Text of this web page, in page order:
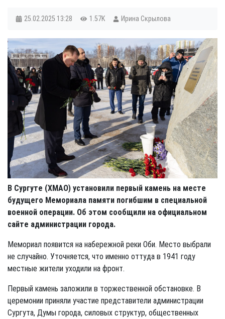
25.02.2025 13:28 1.57K Ирина Скрылова
В Сургуте (ХМАО) установили первый камень на месте
будущего Мемориала памяти погибшим в специальной
военной операции. Об этом сообщили на официальном
сайте администрации города.
Мемориал появится на набережной реки Оби. Место выбрали
не случайно. Уточняется, что именно оттуда в 1941 году
местные жители уходили на фронт.
Первый камень заложили в торжественной обстановке. В
церемонии приняли участие представители администрации
Сургута, Думы города, силовых структур, общественных